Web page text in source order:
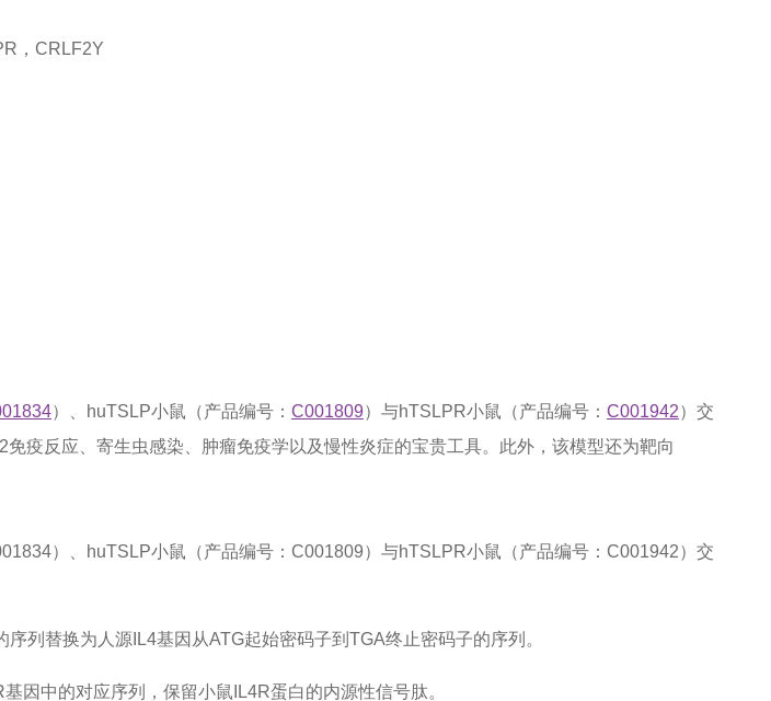
，CRLF2Y
）、huTSLP小鼠（产品编号： C001809）与hTSLPR小鼠（产品编号： C001942）交
疫反应、寄生虫感染、肿瘤免疫学以及慢性炎症的宝贵工具。此外，该模型还为靶向
）、huTSLP小鼠（产品编号：C001809）与hTSLPR小鼠（产品编号：C001942）交
列替换为人源IL4基因从ATG起始密码子到TGA终止密码子的序列。
因中的对应序列，保留小鼠IL4R蛋白的内源性信号肽。